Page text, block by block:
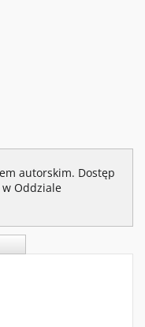
autorskim. Dostęp
Oddziale